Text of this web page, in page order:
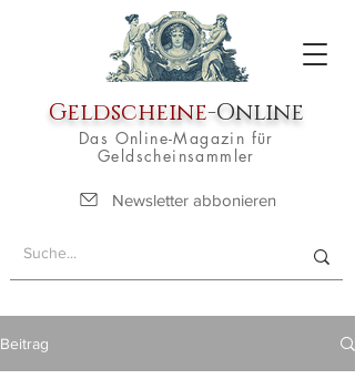
Geldscheine-Online
Das Online-Magazin für
Geldscheinsammler
Newsletter abbonieren
Beitrag